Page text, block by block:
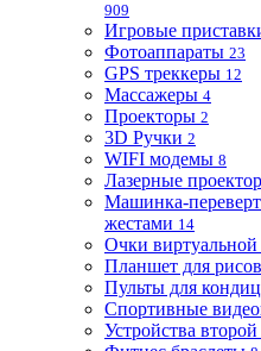
909
Игровые
Фотоаппараты 23
GPS треккеры 12
Массажеры 4
Проекторы 2
3D Ручки 2
WIFI модемы 8
Лазерные
Машинка-
жестами 14
Очки виртуальной
Планшет для
Пульты для
Спортивные
Устройства